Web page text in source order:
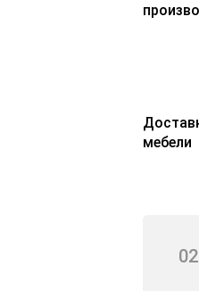
мебели
02